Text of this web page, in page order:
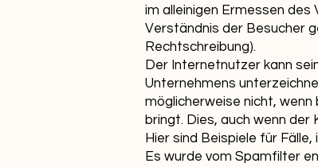
im alleinigen Ermessen
Verständnis der Besucher
Rechtschreibung).
Der Internetnutzer kann
Unternehmens
möglicherweise nicht,
bringt. Dies, auch wenn
Hier sind Beispiele für
Es wurde vom Spamfilter